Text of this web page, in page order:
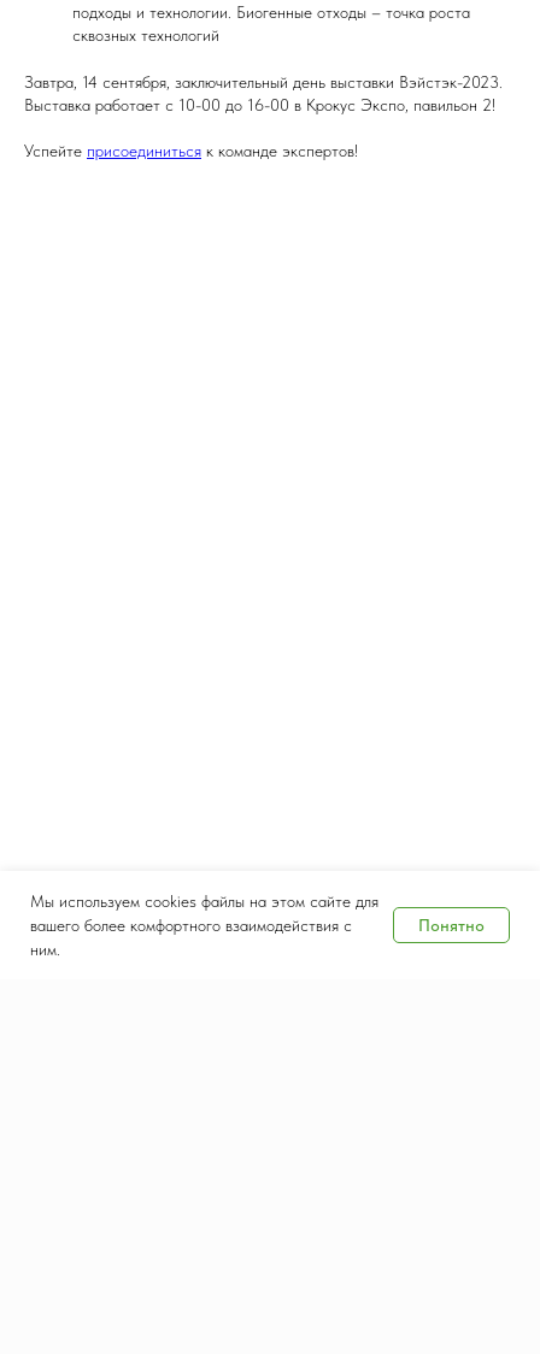
подходы и технологии. Биогенные отходы – точка роста
сквозных технологий
Завтра, 14 сентября, заключительный день выставки Вэйстэк-2023.
Выставка работает с 10-00 до 16-00 в Крокус Экспо, павильон 2!
Успейте присоединиться к команде экспертов!
Мы используем cookies файлы на этом сайте для
вашего более комфортного взаимодействия с
ним.
Понятно